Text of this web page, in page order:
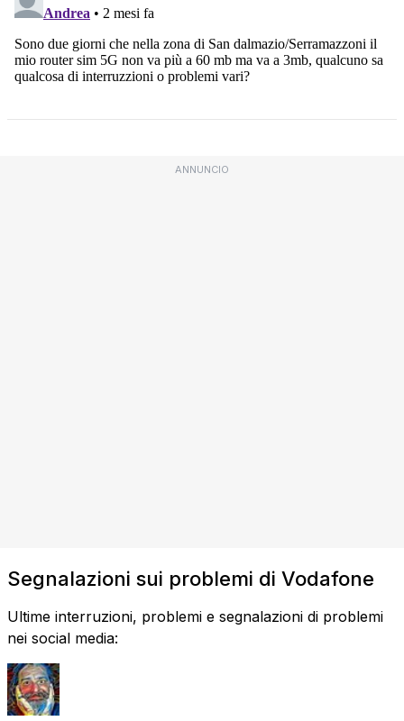
ANNUNCIO
Segnalazioni sui problemi di Vodafone
Ultime interruzioni, problemi e segnalazioni di problemi
nei social media: